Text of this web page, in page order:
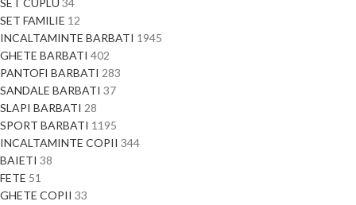
SET CUPLU 34
SET FAMILIE 12
INCALTAMINTE BARBATI 1945
GHETE BARBATI 402
PANTOFI BARBATI 283
SANDALE BARBATI 37
SLAPI BARBATI 28
SPORT BARBATI 1195
INCALTAMINTE COPII 344
BAIETI 38
FETE 51
GHETE COPII 33